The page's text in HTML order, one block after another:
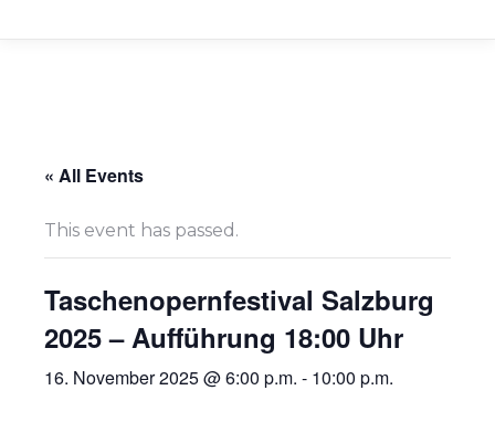
« All Events
This event has passed.
Taschenopernfestival Salzburg
2025 – Aufführung 18:00 Uhr
16. November 2025 @ 6:00 p.m. - 10:00 p.m.